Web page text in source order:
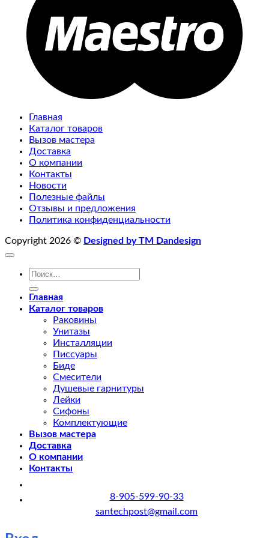
Главная
Каталог товаров
Вызов мастера
Доставка
О компании
Контакты
Новости
Полезные файлы
Отзывы и предложения
Политика конфиденциальности
Copyright 2026 © Designed by TM Dandesign
Искать:
Главная
Каталог товаров
Раковины
Унитазы
Инсталляции
Писсуары
Биде
Смесители
Душевые гарнитуры
Лейки
Сифоны
Комплектующие
Вызов мастера
Доставка
О компании
Контакты
8-905-599-90-33
santechpost@gmail.com